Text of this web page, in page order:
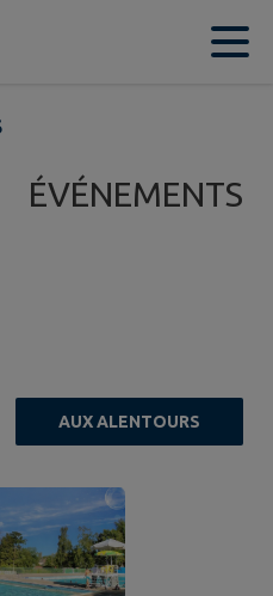
ÉVÉNEMENTS
AUX ALENTOURS